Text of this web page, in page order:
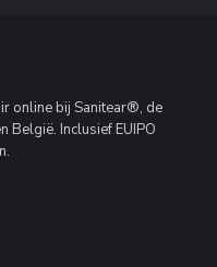
online bij Sanitear®, de
België. Inclusief EUIPO